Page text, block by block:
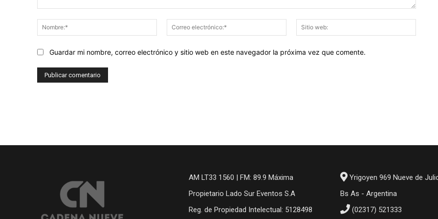
Nombre:*
Correo
electrónico:*
web:
Guardar mi nombre, correo electrónico y sitio web en este navegador la próxima vez que comente.
AM LT33 1560 | FM: 89.9 Máxima
Propietario Lado Sur Eventos S.A
Reg. de Propiedad Intelectual: 5128498
Yrigoyen 969 Nueve de
Bs As - Argentina
(02317) 521333